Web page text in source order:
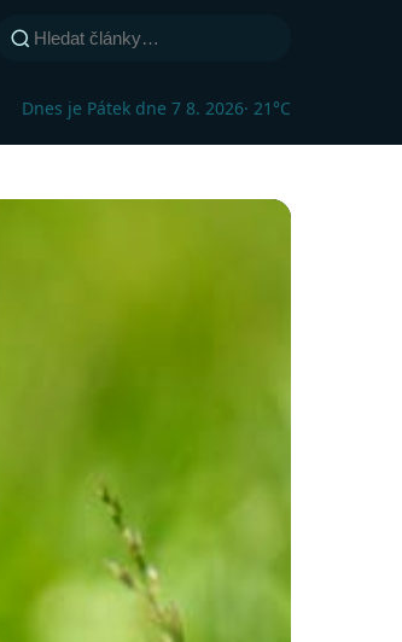
Dnes je Pátek dne 7 8. 2026· 21°C